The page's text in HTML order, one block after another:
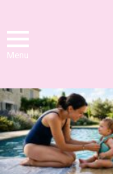
Menu
LATEST
STORIES